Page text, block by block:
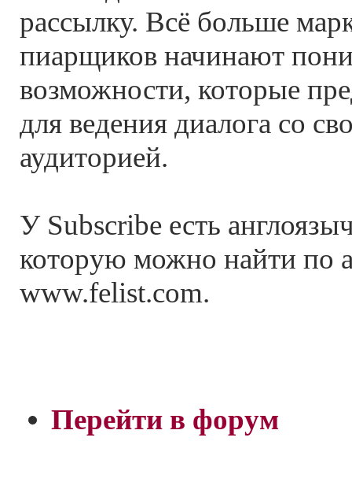
рассылку. Всё больше
пиарщиков начинают
возможности, которые
для ведения диалога со
аудиторией.
У Subscribe есть
которую можно найти по
www.felist.com.
Перейти в форум